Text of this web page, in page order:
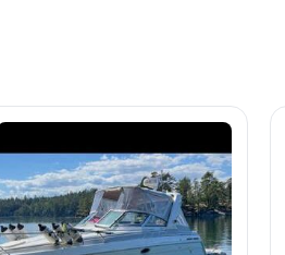
Vikt: 210 kg
Rek. motor: 30-40 hk
Antal Personer: 4st
(Båttrailer ingår ej)